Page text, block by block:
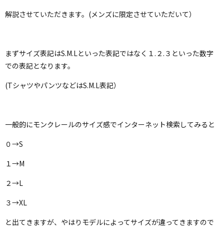
解説させていただきます。(メンズに限定させていただいて）
まずサイズ表記はS.M.Lといった表記ではなく１.２.３といった数字
での表記となります。
(TシャツやパンツなどはS.M.L表記）
一般的にモンクレールのサイズ感でインターネット検索してみると
０→S
１→M
２→L
３→XL
と出てきますが、やはりモデルによってサイズが違ってきますので